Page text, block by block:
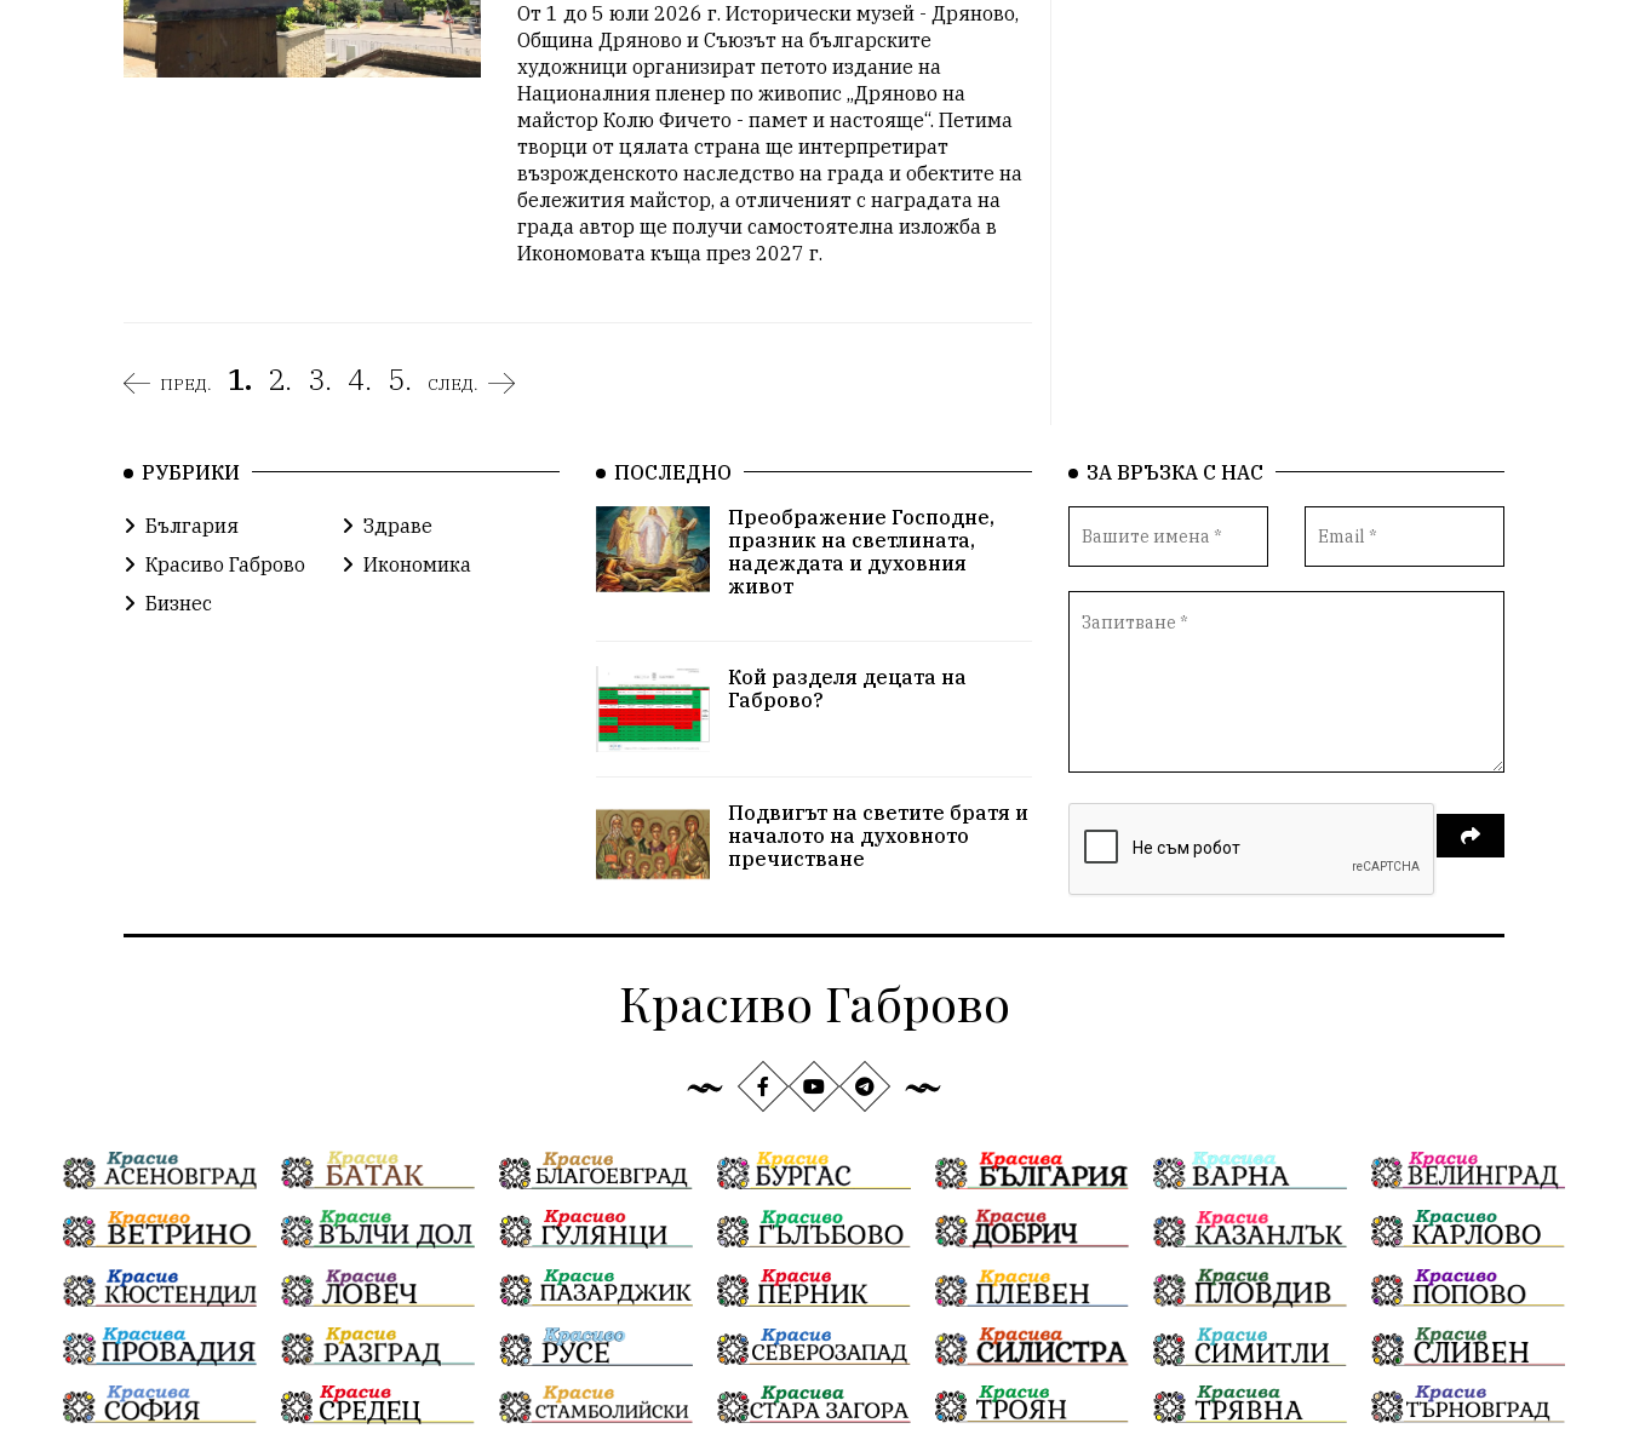
От 1 до 5 юли 2026 г. Исторически музей - Дряново,
Община Дряново и Съюзът на българските
художници организират петото издание на
Националния пленер по живопис „Дряново на
майстор Колю Фичето - памет и настояще“. Петима
творци от цялата страна ще интерпретират
възрожденското наследство на града и обектите на
бележития майстор, а отличеният с наградата на
града автор ще получи самостоятелна изложба в
Икономовата къща през 2027 г.
ПРЕД. 1. 2. 3. 4. 5. СЛЕД.
РУБРИКИ
България
Здраве
Красиво Габрово
Икономика
Бизнес
ПОСЛЕДНО
Преображение Господне,
празник на светлината,
надеждата и духовния
живот
Кой разделя децата на
Габрово?
Подвигът на светите братя и
началото на духовното
пречистване
ЗА ВРЪЗКА С НАС
Красиво Габрово